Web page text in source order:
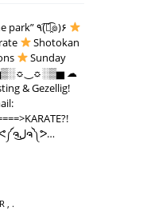
“In Summer you can find us in the park” ٩(͡๏̯͡๏)۶
Shotokan
Sunday
☁
& Gezellig!
Yes: Just do it! -`ღ´- -`ღ´- -`ღ´-ᕙ༼ຈل͜ຈ༽ᕗ…
,